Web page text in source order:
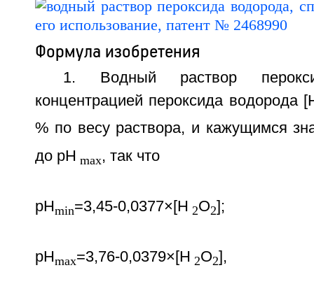
Формула изобретения
1. Водный раствор
концентрацией пероксида водорода
% по весу раствора, и кажущимся
до рН mах, так что
рНmin=3,45-0,0377×[Н 2O2];
рНmах=3,76-0,0379×[Н 2O2],